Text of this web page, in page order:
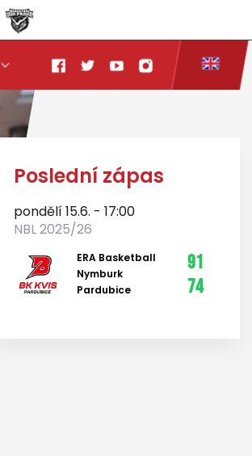
Poslední zápas
pondělí 15.6. - 17:00
NBL 2025/26
ERA Basketball
Nymburk
Pardubice
91
74